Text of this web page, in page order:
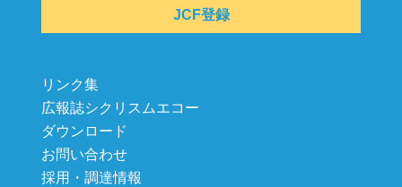
JCF登録
リンク集
広報誌シクリスムエコー
ダウンロード
お問い合わせ
採用・調達情報